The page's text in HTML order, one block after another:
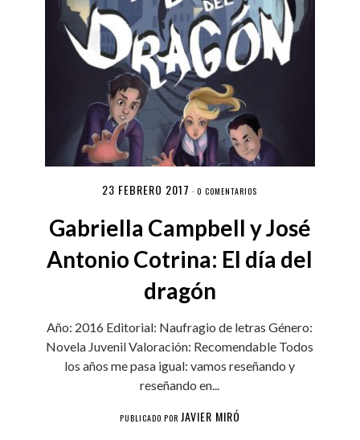
23 FEBRERO 2017 ·0 COMENTARIOS
Gabriella Campbell y José
Antonio Cotrina: El día del
dragón
Año: 2016 Editorial: Naufragio de letras Género:
Novela Juvenil Valoración: Recomendable Todos
los años me pasa igual: vamos reseñando y
reseñando en...
PUBLICADO POR JAVIER MIRÓ